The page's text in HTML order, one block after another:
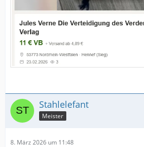
Stahlelefant
Meister
8. März 2026 um 11:48